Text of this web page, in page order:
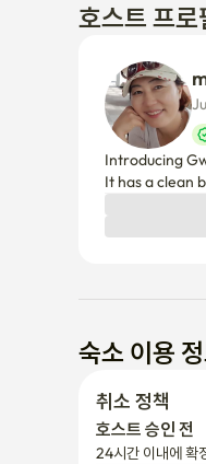
호스트 프로
Introducing
It has a clean
숙소 이용
취소 정책
호스트 승인 전
24시간 이내에 확